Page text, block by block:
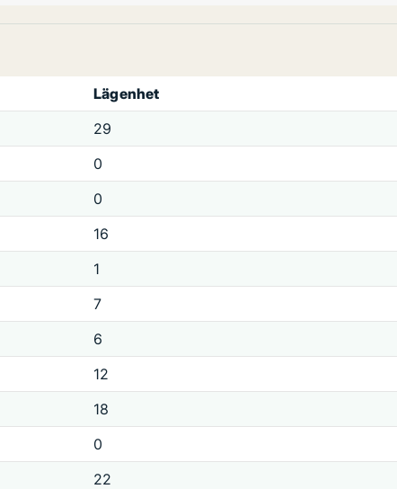
Lägenhet
29
0
0
16
1
7
6
12
18
0
22